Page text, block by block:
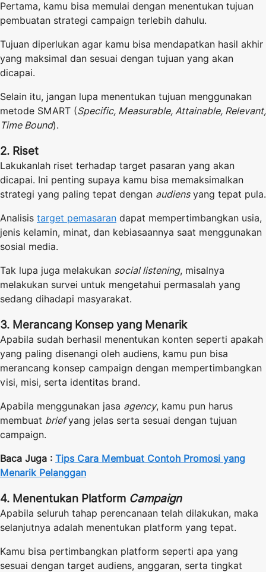
Pertama, kamu bisa memulai dengan menentukan tujuan
pembuatan strategi campaign terlebih dahulu.
Tujuan diperlukan agar kamu bisa mendapatkan hasil akhir
yang maksimal dan sesuai dengan tujuan yang akan
dicapai.
Selain itu, jangan lupa menentukan tujuan menggunakan
metode SMART (Specific, Measurable, Attainable, Relevant,
Time Bound).
2. Riset
Lakukanlah riset terhadap target pasaran yang akan
dicapai. Ini penting supaya kamu bisa memaksimalkan
strategi yang paling tepat dengan audiensyang tepat pula.
Analisis target pemasaran dapat mempertimbangkan usia,
jenis kelamin, minat, dan kebiasaannya saat menggunakan
sosial media.
Tak lupa juga melakukan social listening, misalnya
melakukan survei untuk mengetahui permasalah yang
sedang dihadapi masyarakat.
3. Merancang Konsep yang Menarik
Apabila sudah berhasil menentukan konten seperti apakah
yang paling disenangi oleh audiens, kamu pun bisa
merancang konsep campaign dengan mempertimbangkan
visi, misi, serta identitas brand.
Apabila menggunakan jasa agency, kamu pun harus
membuat briefyang jelas serta sesuai dengan tujuan
campaign.
Baca Juga : Tips Cara Membuat Contoh Promosi yang
Menarik Pelanggan
4. Menentukan Platform Campaign
Apabila seluruh tahap perencanaan telah dilakukan, maka
selanjutnya adalah menentukan platform yang tepat.
Kamu bisa pertimbangkan platform seperti apa yang
sesuai dengan target audiens, anggaran, serta tingkat